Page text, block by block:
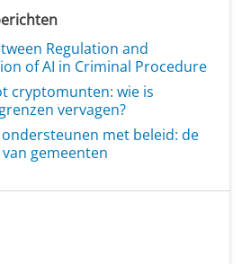
Regulation and
of AI in Criminal Procedure
cryptomunten: wie is
vervagen?
met beleid: de
gemeenten